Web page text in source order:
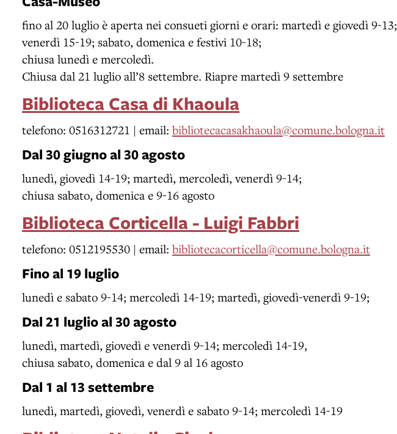
fino al 20 luglio è aperta nei consueti giorni e orari: martedì e giovedì 9-13;
venerdì 15-19; sabato, domenica e festivi 10-18;
chiusa lunedì e mercoledì.
Chiusa dal 21 luglio all’8 settembre. Riapre martedì 9 settembre
Biblioteca Casa di Khaoula
telefono: 0516312721 | email: bibliotecacasakhaoula@comune.bologna.it
Dal 30 giugno al 30 agosto
lunedì, giovedì 14-19; martedì, mercoledì, venerdì 9-14;
chiusa sabato, domenica e 9-16 agosto
Biblioteca Corticella - Luigi Fabbri
telefono: 0512195530 | email: bibliotecacorticella@comune.bologna.it
Fino al 19 luglio
lunedì e sabato 9-14; mercoledì 14-19; martedì, giovedì-venerdì 9-19;
Dal 21 luglio al 30 agosto
lunedì, martedì, giovedì e venerdì 9-14; mercoledì 14-19,
chiusa sabato, domenica e dal 9 al 16 agosto
Dal 1 al 13 settembre
lunedì, martedì, giovedì, venerdì e sabato 9-14; mercoledì 14-19